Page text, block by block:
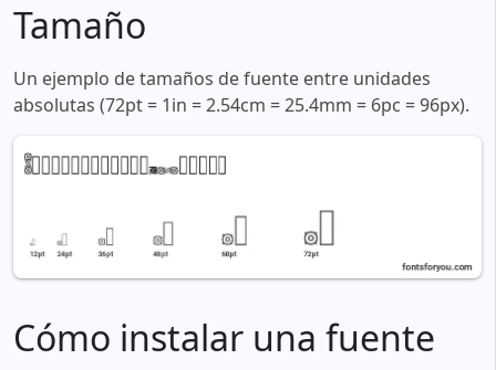
Tamaño
Un ejemplo de tamaños de fuente entre unidades
absolutas (72pt = 1in = 2.54cm = 25.4mm = 6pc = 96px).
Cómo instalar una fuente